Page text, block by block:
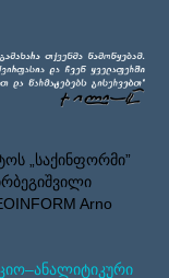
„საქინფორმი”
Arno